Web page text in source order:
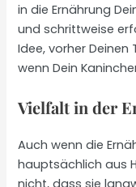
in die Ernährung
und schrittweise
Idee, vorher Deinen
wenn Dein
Vielfalt in der
Auch wenn die
hauptsächlich aus
nicht, dass sie